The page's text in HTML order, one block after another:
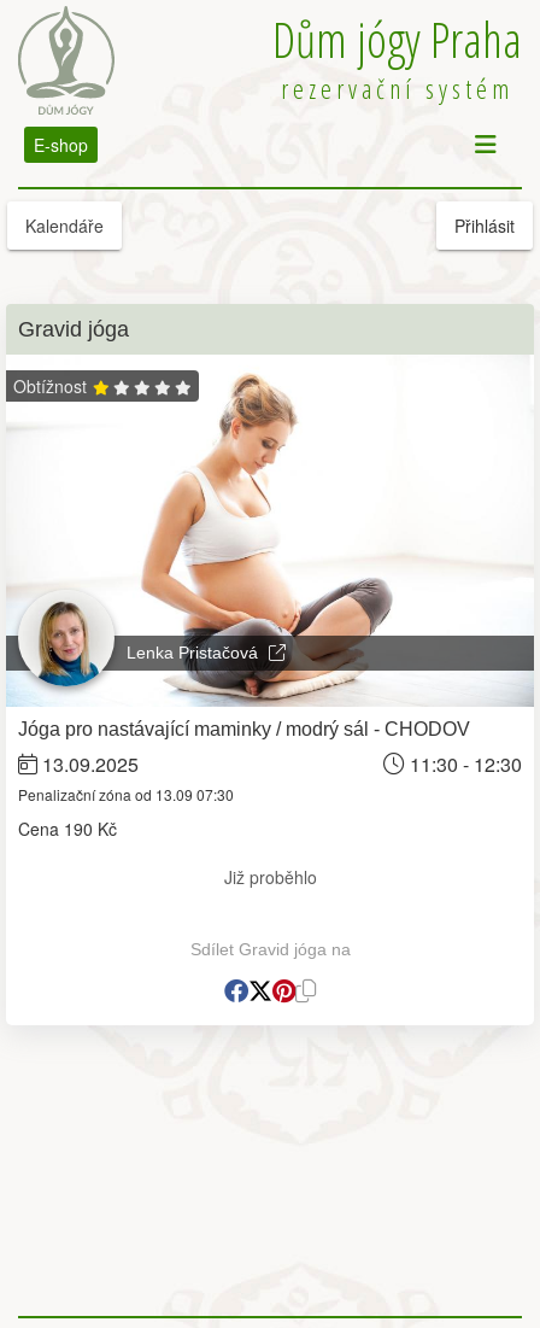
Dům jógy Praha
rezervační systém
E-shop
Kalendáře Přihlásit
Gravid jóga
Obtížnost
Lenka Pristačová
Jóga pro nastávající maminky / modrý sál - CHODOV
13.09.2025 11:30 - 12:30
Penalizační zóna od 13.09 07:30
Cena 190 Kč
Již proběhlo
Sdílet Gravid jóga na